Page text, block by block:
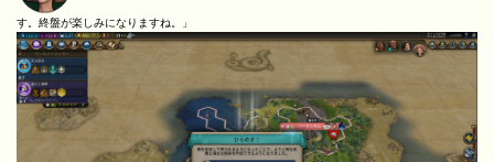
す。終盤が楽しみになりますね。」